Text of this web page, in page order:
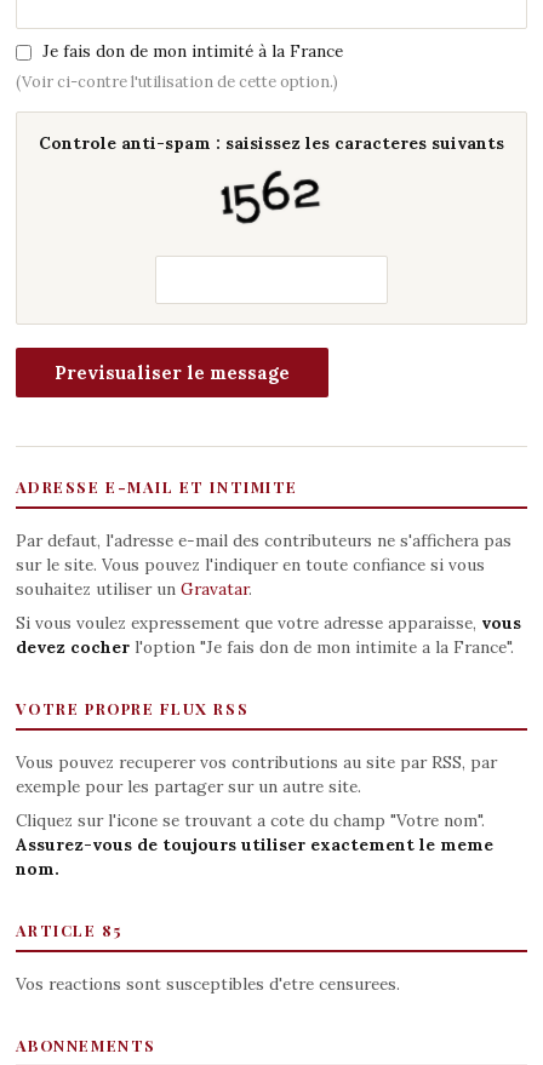
Je fais don de mon intimité à la France
(Voir ci-contre l'utilisation de cette option.)
Controle anti-spam : saisissez les caracteres suivants
ADRESSE E-MAIL ET INTIMITE
Par defaut, l'adresse e-mail des contributeurs ne s'affichera pas
sur le site. Vous pouvez l'indiquer en toute confiance si vous
souhaitez utiliser un Gravatar.
Si vous voulez expressement que votre adresse apparaisse, vous
devez cocherl'option "Je fais don de mon intimite a la France".
VOTRE PROPRE FLUX RSS
Vous pouvez recuperer vos contributions au site par RSS, par
exemple pour les partager sur un autre site.
Cliquez sur l'icone se trouvant a cote du champ "Votre nom".
Assurez-vous de toujours utiliser exactement le meme
nom.
ARTICLE 85
Vos reactions sont susceptibles d'etre censurees.
ABONNEMENTS